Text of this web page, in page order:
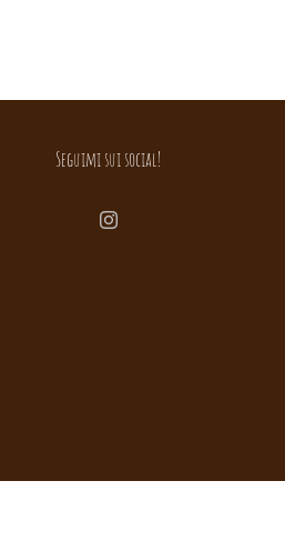
Seguimi sui social!